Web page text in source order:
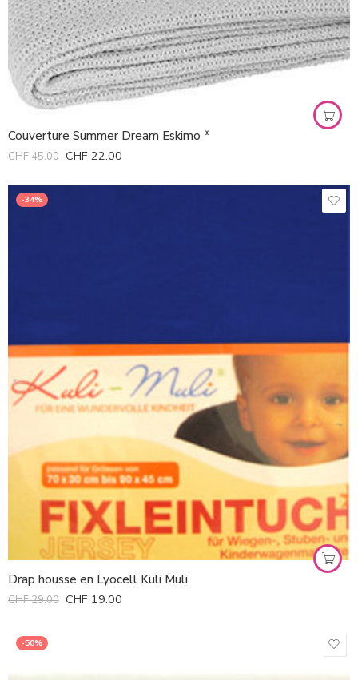
Couverture Summer Dream Eskimo *
CHF45.00 CHF 22.00
-34%
Drap housse en Lyocell Kuli Muli
CHF29.00 CHF 19.00
-50%